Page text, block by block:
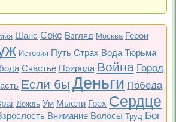
Шанс Секс Взгляд Москва Герои
История Путь Страх Вода Тюрьма
Счастье Природа Война Город
Если бы Деньги Победа
Дождь Ум Мысли Грех Сердце
Внимание Волосы Труд Бог